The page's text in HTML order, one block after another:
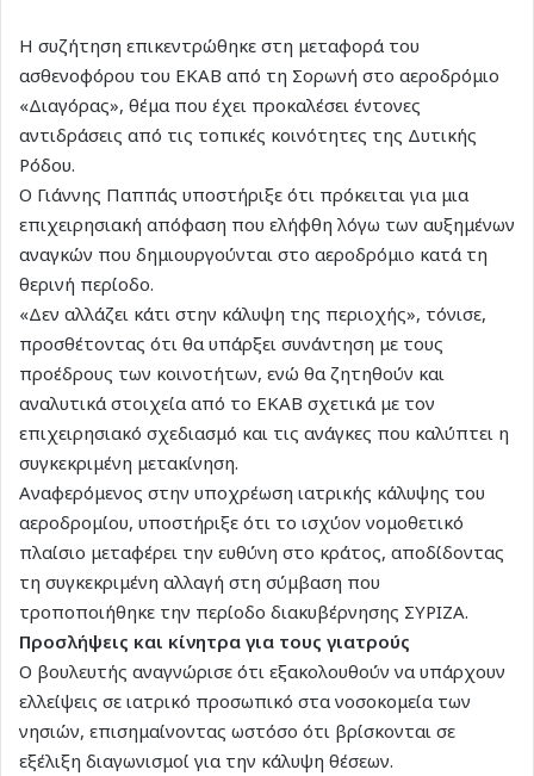
Η συζήτηση επικεντρώθηκε στη μεταφορά του
ασθενοφόρου του ΕΚΑΒ από τη Σορωνή στο αεροδρόμιο
«Διαγόρας», θέμα που έχει προκαλέσει έντονες
αντιδράσεις από τις τοπικές κοινότητες της Δυτικής
Ρόδου.
Ο Γιάννης Παππάς υποστήριξε ότι πρόκειται για μια
επιχειρησιακή απόφαση που ελήφθη λόγω των αυξημένων
αναγκών που δημιουργούνται στο αεροδρόμιο κατά τη
θερινή περίοδο.
«Δεν αλλάζει κάτι στην κάλυψη της περιοχής», τόνισε,
προσθέτοντας ότι θα υπάρξει συνάντηση με τους
προέδρους των κοινοτήτων, ενώ θα ζητηθούν και
αναλυτικά στοιχεία από το ΕΚΑΒ σχετικά με τον
επιχειρησιακό σχεδιασμό και τις ανάγκες που καλύπτει η
συγκεκριμένη μετακίνηση.
Αναφερόμενος στην υποχρέωση ιατρικής κάλυψης του
αεροδρομίου, υποστήριξε ότι το ισχύον νομοθετικό
πλαίσιο μεταφέρει την ευθύνη στο κράτος, αποδίδοντας
τη συγκεκριμένη αλλαγή στη σύμβαση που
τροποποιήθηκε την περίοδο διακυβέρνησης ΣΥΡΙΖΑ.
Προσλήψεις και κίνητρα για τους γιατρούς
Ο βουλευτής αναγνώρισε ότι εξακολουθούν να υπάρχουν
ελλείψεις σε ιατρικό προσωπικό στα νοσοκομεία των
νησιών, επισημαίνοντας ωστόσο ότι βρίσκονται σε
εξέλιξη διαγωνισμοί για την κάλυψη θέσεων.